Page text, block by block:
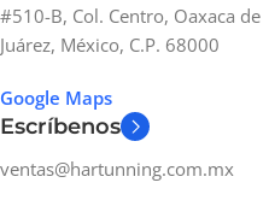
#510-B, Col. Centro, Oaxaca de
Juárez, México, C.P. 68000
Google Maps
Escríbenos
ventas@hartunning.com.mx